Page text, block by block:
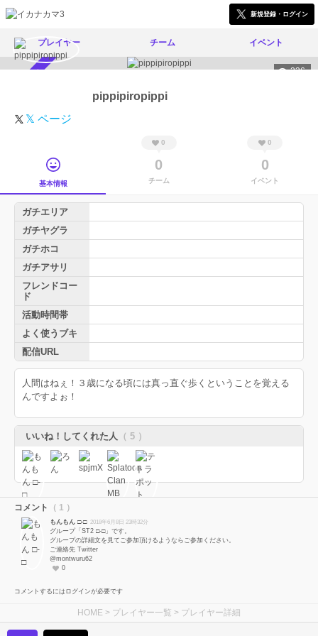
新規登録・ログイン
プレイヤー チーム イベント
236
pippipiropippi
𝕏 ページ
基本情報
0
0
チーム
0
0
イベント
ガチエリア
ガチヤグラ
ガチホコ
ガチアサリ
フレンドコー
ド
活動時間帯
よく使うブキ
配信URL
人間はねぇ！３歳になる頃には真っ直ぐ歩くということを覚える
んですよぉ！
いいね！してくれた人 （ 5 ）
コメント （ 1 ）
もんもん □-□ 2018年6月8日 23時32分
グループ「ST2 □-□」です。
グループの詳細文を見てご参加頂けるようならご参加ください。
ご連絡先 Twitter
@montwuru62
0
コメントするにはログインが必要です
HOME > プレイヤー一覧 > プレイヤー詳細